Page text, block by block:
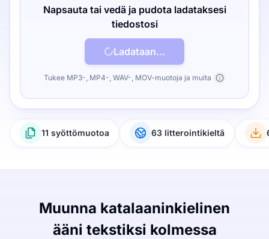
Napsauta tai vedä ja pudota ladataksesi
tiedostosi
Ladataan...
Tukee MP3-, MP4-, WAV-, MOV-muotoja ja muita
11 syöttömuotoa 63 litterointikieltä
Muunna katalaaninkielinen
ääni tekstiksi kolmessa